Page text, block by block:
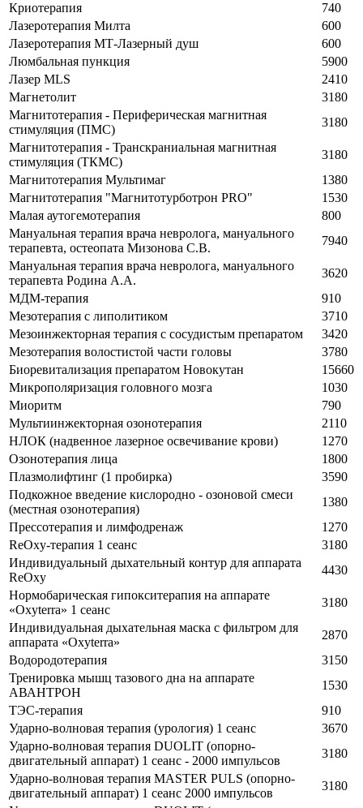
Криотерапия
740
Лазеротерапия Милта
600
Лазеротерапия МТ-Лазерный душ
600
Люмбальная пункция
5900
Лазер MLS
2410
Магнетолит
3180
Магнитотерапия - Периферическая магнитная
стимуляция (ПМС)
3180
Магнитотерапия - Транскраниальная магнитная
стимуляция (ТКМС)
3180
Магнитотерапия Мультимаг
1380
Магнитотерапия "Магнитотурботрон PRO"
1530
Малая аутогемотерапия
800
Мануальная терапия врача невролога, мануального
терапевта, остеопата Мизонова С.В.
7940
Мануальная терапия врача невролога, мануального
терапевта Родина А.А.
3620
МДМ-терапия
910
Мезотерапия с липолитиком
3710
Мезоинжекторная терапия с сосудистым препаратом
3420
Мезотерапия волостистой части головы
3780
Биоревитализация препаратом Новокутан
15660
Микрополяризация головного мозга
1030
Миоритм
790
Мультиинжекторная озонотерапия
2110
НЛОК (надвенное лазерное освечивание крови)
1270
Озонотерапия лица
1800
Плазмолифтинг (1 пробирка)
3590
Подкожное введение кислородно - озоновой смеси
(местная озонотерапия)
1380
Прессотерапия и лимфодренаж
1270
ReOxy-терапия 1 сеанс
3180
Индивидуальный дыхательный контур для аппарата
ReOxy
4430
Нормобарическая гипокситерапия на аппарате
«Oxyterra» 1 сеанс
3180
Индивидуальная дыхательная маска с фильтром для
аппарата «Oxyterra»
2870
Водородотерапия
3150
Тренировка мышц тазового дна на аппарате
АВАНТРОН
1530
ТЭС-терапия
910
Ударно-волновая терапия (урология) 1 сеанс
3670
Ударно-волновая терапия DUOLIT (опорно-
двигательный аппарат) 1 сеанс - 2000 импульсов
3180
Ударно-волновая терапия MASTER PULS (опорно-
двигательный аппарат) 1 сеанс 2000 импульсов
3180